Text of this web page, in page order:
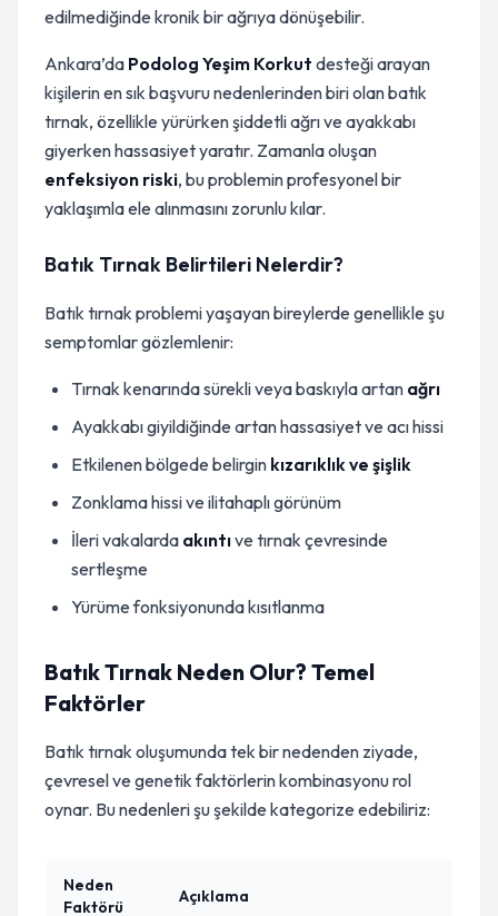
edilmediğinde kronik bir ağrıya dönüşebilir.
Ankara’da Podolog Yeşim Korkut desteği arayan
kişilerin en sık başvuru nedenlerinden biri olan batık
tırnak, özellikle yürürken şiddetli ağrı ve ayakkabı
giyerken hassasiyet yaratır. Zamanla oluşan
enfeksiyon riski, bu problemin profesyonel bir
yaklaşımla ele alınmasını zorunlu kılar.
Batık Tırnak Belirtileri Nelerdir?
Batık tırnak problemi yaşayan bireylerde genellikle şu
semptomlar gözlemlenir:
Tırnak kenarında sürekli veya baskıyla artan ağrı
Ayakkabı giyildiğinde artan hassasiyet ve acı hissi
Etkilenen bölgede belirgin kızarıklık ve şişlik
Zonklama hissi ve ilitahaplı görünüm
İleri vakalarda akıntıve tırnak çevresinde
sertleşme
Yürüme fonksiyonunda kısıtlanma
Batık Tırnak Neden Olur? Temel
Faktörler
Batık tırnak oluşumunda tek bir nedenden ziyade,
çevresel ve genetik faktörlerin kombinasyonu rol
oynar. Bu nedenleri şu şekilde kategorize edebiliriz:
Neden
Faktörü
Açıklama